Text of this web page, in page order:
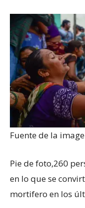
Fuente de la
Pie de foto,260
en lo que se
mortifero en los